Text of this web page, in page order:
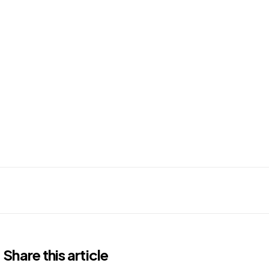
Sharethis article